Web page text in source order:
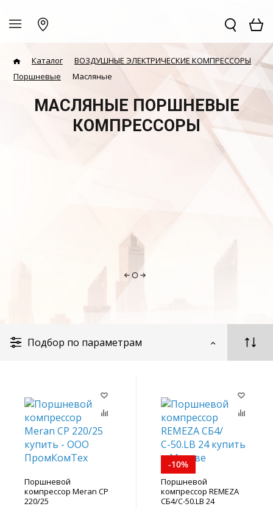
Каталог
ВОЗДУШНЫЕ ЭЛЕКТРИЧЕСКИЕ КОМПРЕССОРЫ
Поршневые
Масляные
МАСЛЯНЫЕ ПОРШНЕВЫЕ
КОМПРЕССОРЫ
Подбор по параметрам
Поршневой
компрессор Meran CP
220/25
-10%
Поршневой
компрессор REMEZA
СБ4/С-50.LB 24